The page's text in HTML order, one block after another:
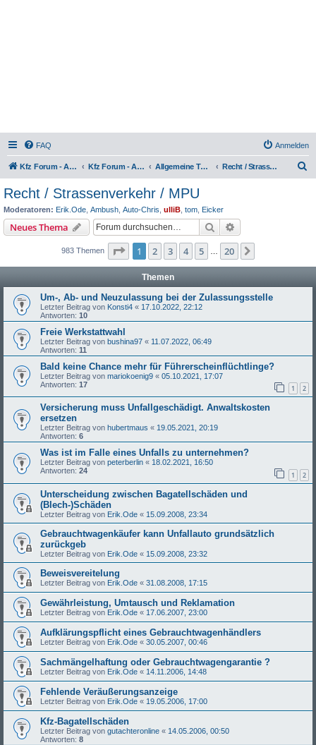
FAQ Anmelden
Kfz Forum - Auto, Motorrad und LKW Kfz Forum - Auto, Motorrad und LKW Allgemeine Themen rund ums Kfz Recht / Strassenverkehr / MPU
Recht / Strassenverkehr / MPU
Moderatoren: Erik.Ode Ambush Auto-Chris ulliB tom Eicker
Neues Thema Suche
983 Themen Seite 1von 20
1 2 3 4 5 20
Themen
Um-, Ab- und Neuzulassung bei der Zulassungsstelle
Letzter Beitrag von Konsti4 « 17.10.2022, 22:12
Antworten: 10
Freie Werkstattwahl
Letzter Beitrag von bushina97 « 11.07.2022, 06:49
Antworten: 11
Bald keine Chance mehr für Führerscheinflüchtlinge?
Letzter Beitrag von mariokoenig9 « 05.10.2021, 17:07
Antworten: 17 1 2
Versicherung muss Unfallgeschädigt. Anwaltskosten
ersetzen
Letzter Beitrag von hubertmaus « 19.05.2021, 20:19
Antworten: 6
Was ist im Falle eines Unfalls zu unternehmen?
Letzter Beitrag von peterberlin « 18.02.2021, 16:50
Antworten: 24 1 2
Unterscheidung zwischen Bagatellschäden und
(Blech-)Schäden
Letzter Beitrag von Erik.Ode « 15.09.2008, 23:34
Gebrauchtwagenkäufer kann Unfallauto grundsätzlich
zurückgeb
Letzter Beitrag von Erik.Ode « 15.09.2008, 23:32
Beweisvereitelung
Letzter Beitrag von Erik.Ode « 31.08.2008, 17:15
Gewährleistung, Umtausch und Reklamation
Letzter Beitrag von Erik.Ode « 17.06.2007, 23:00
Aufklärungspflicht eines Gebrauchtwagenhändlers
Letzter Beitrag von Erik.Ode « 30.05.2007, 00:46
Sachmängelhaftung oder Gebrauchtwagengarantie ?
Letzter Beitrag von Erik.Ode « 14.11.2006, 14:48
Fehlende Veräußerungsanzeige
Letzter Beitrag von Erik.Ode « 19.05.2006, 17:00
Kfz-Bagatellschäden
Letzter Beitrag von gutachteronline « 14.05.2006, 00:50
Antworten: 8